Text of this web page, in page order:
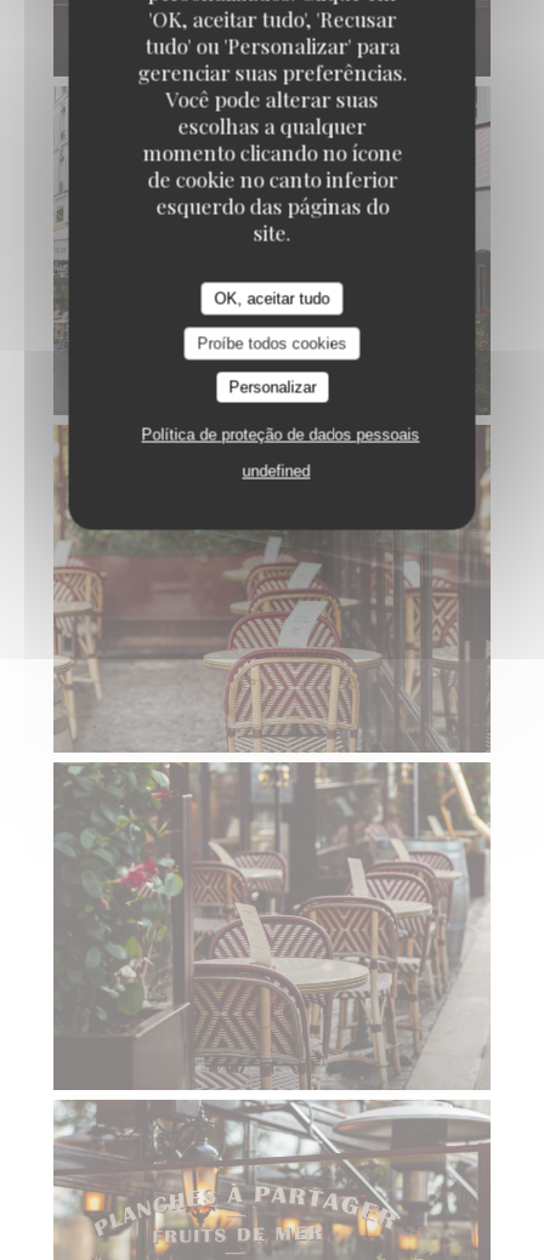
'OK, aceitar tudo', 'Recusar
tudo' ou 'Personalizar' para
gerenciar suas preferências.
Você pode alterar suas
escolhas a qualquer
momento clicando no ícone
de cookie no canto inferior
esquerdo das páginas do
site.
OK, aceitar tudo
Proíbe todos cookies
Personalizar
Política de proteção de dados pessoais
undefined